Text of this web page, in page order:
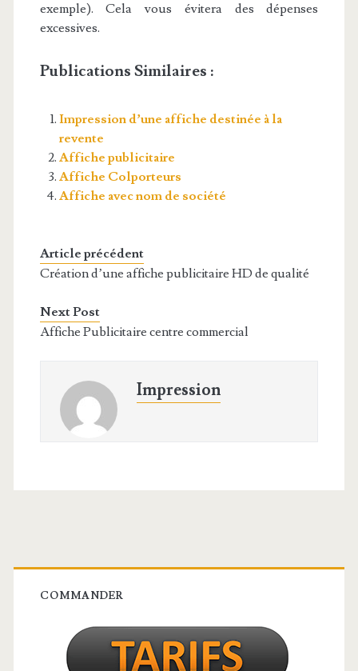
exemple). Cela vous évitera des dépenses
excessives.
Publications Similaires :
Impression d’une affiche destinée à la
revente
Affiche publicitaire
Affiche Colporteurs
Affiche avec nom de société
Article précédent
Création d’une affiche publicitaire HD de qualité
Next Post
Affiche Publicitaire centre commercial
Impression
Barre
latérale
principale
COMMANDER